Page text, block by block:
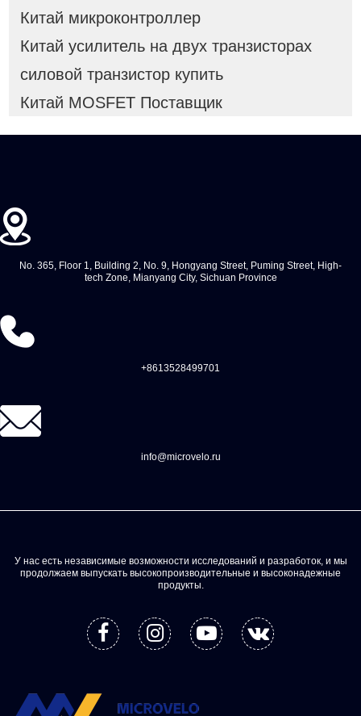
Китай микроконтроллер
Китай усилитель на двух транзисторах
силовой транзистор купить
Китай MOSFET Поставщик
No. 365, Floor 1, Building 2, No. 9, Hongyang Street, Puming Street, High-
tech Zone, Mianyang City, Sichuan Province
+8613528499701
info@microvelo.ru
У нас есть независимые возможности исследований и разработок, и мы
продолжаем выпускать высокопроизводительные и высоконадежные
продукты.